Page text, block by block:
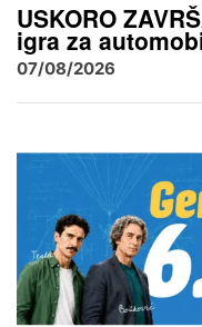
USKORO
igra za
07/08/2026